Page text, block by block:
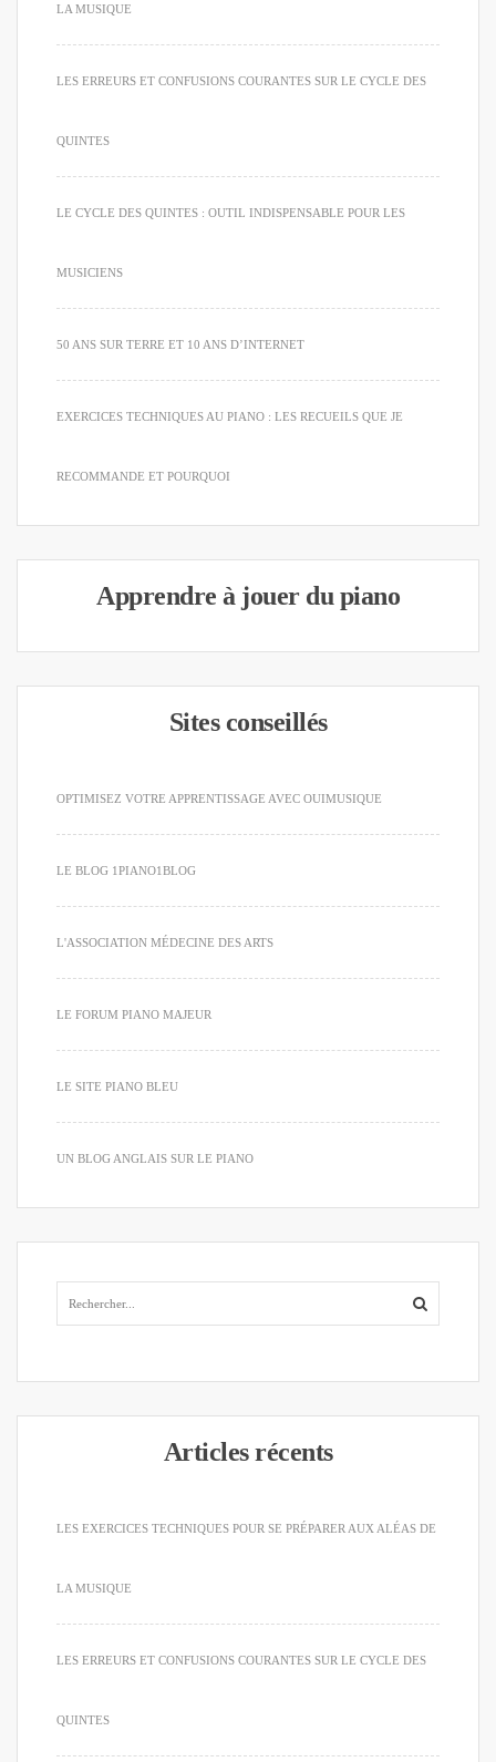
LA MUSIQUE
LES ERREURS ET CONFUSIONS COURANTES SUR LE CYCLE DES
QUINTES
LE CYCLE DES QUINTES : OUTIL INDISPENSABLE POUR LES
MUSICIENS
50 ANS SUR TERRE ET 10 ANS D’INTERNET
EXERCICES TECHNIQUES AU PIANO : LES RECUEILS QUE JE
RECOMMANDE ET POURQUOI
Apprendre à jouer du piano
Sites conseillés
OPTIMISEZ VOTRE APPRENTISSAGE AVEC OUIMUSIQUE
LE BLOG 1PIANO1BLOG
L'ASSOCIATION MÉDECINE DES ARTS
LE FORUM PIANO MAJEUR
LE SITE PIANO BLEU
UN BLOG ANGLAIS SUR LE PIANO
Articles récents
LES EXERCICES TECHNIQUES POUR SE PRÉPARER AUX ALÉAS DE
LA MUSIQUE
LES ERREURS ET CONFUSIONS COURANTES SUR LE CYCLE DES
QUINTES